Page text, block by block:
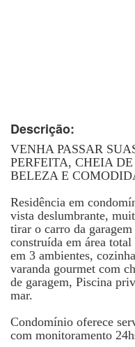
Descrição:
VENHA PASSAR
PERFEITA, CHEIA
BELEZA E
Residência em
vista deslumbrante,
tirar o carro da
construída em área
em 3 ambientes,
varanda gourmet com
de garagem, Piscina
mar.
Condomínio oferece
com monitoramento